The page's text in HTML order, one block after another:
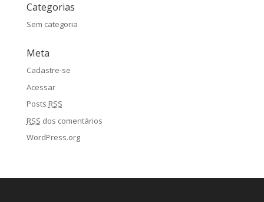
Categorias
Sem categoria
Meta
Cadastre-se
Acessar
Posts RSS
RSS dos comentários
WordPress.org